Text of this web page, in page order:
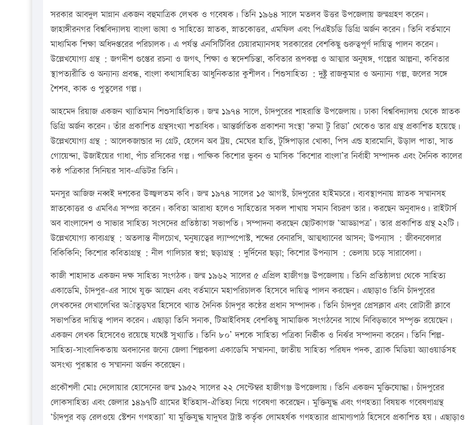
সরকার আবদুল মান্নান একজন বহুমাত্রিক লেখক ও গবেষক। তিনি ১৯৬৪ সালে মতলব উত্তর উপজেলায় জন্মগ্রহণ করেন।
জাহাঙ্গীরনগর বিশ্ববিদ্যালয় বাংলা ভাষা ও সাহিত্যে স্নাতক, স্নাতকোত্তর, এমফিল এবং পিএইচডি ডিগ্রি অর্জন করেন। তিনি বর্তমানে
মাধ্যমিক শিক্ষা অধিদপ্তরের পরিচালক। এ পর্যন্ত এনসিটিবির চেয়ারম্যানসহ সরকারের বেশকিছু গুরুত্বপূর্ণ দায়িত্ব পালন করেন।
উল্লেখযোগ্য গ্রন্থ : জগদীশ গুপ্তের রচনা ও জগৎ, শিক্ষা ও স্বদেশচিন্তা, কবিতার রূপকল্প ও আত্মার অনুষঙ্গ, গল্পের আল্পনা, কবিতার
স্থাপত্যরীতি ও অন্যান্য প্রবন্ধ, বাংলা কথাসাহিত্য আধুনিকতার কুশীলব। শিশুসাহিত্য : দুষ্টু রাজকুমার ও অন্যান্য গল্প, জলের সঙ্গে
শৈশব, কাক ও পুতুলের গল্প।
আহমেদ রিয়াজ একজন খ্যাতিমান শিশুসাহিত্যিক। জন্ম ১৯৭৪ সালে, চাঁদপুরের শাহরাস্তি উপজেলায়। ঢাকা বিশ্ববিদ্যালয় থেকে স্নাতক
ডিগ্রি অর্জন করেন। তাঁর প্রকাশিত গ্রন্থসংখ্যা শতাধিক। আন্তর্জাতিক প্রকাশনা সংস্থা ‘রুমা টু রিডা’ থেকেও তার গ্রন্থ প্রকাশিত হয়েছে।
উল্লেখযোগ্য গ্রন্থ : আলেকজান্ডার দ্য গ্রেট, হেলেন অব ট্রয়, মেঘের হাতি, টুঙ্গিপাড়ার খোকা, পিস এন্ড হারমোনি, উড়াল পাতা, সাত
গোয়েন্দা, উজাইয়ের গাধা, পাঁচ রসিকের গল্প। পাক্ষিক কিশোর ভুবন ও মাসিক ‘কিশোর বাংলা’র নির্বাহী সম্পাদক এবং দৈনিক কালের
কণ্ঠ পত্রিকার সিনিয়র সাব-এডিটর তিনি।
মনসুর আজিজ নব্বই দশকের উজ্জ্বলতম কবি। জন্ম ১৯৭৪ সালের ১৫ আগস্ট, চাঁদপুরের হাইমচরে। ব্যবস্থাপনায় স্নাতক সম্মানসহ
স্নাতকোত্তর ও এমবিএ সম্পন্ন করেন। কবিতা আরাধ্য হলেও সাহিত্যের সকল শাখায় সমান বিচরণ তার। করছেন অনুবাদও। রাইটার্স
অব বাংলাদেশ ও সাভার সাহিত্য সংসদের প্রতিষ্ঠাতা সভাপতি। সম্পাদনা করছেন ছোটকাগজ ‘আড্ডাপত্র’। তার প্রকাশিত গ্রন্থ ২২টি।
উল্লেখযোগ্য কাব্যগ্রন্থ : অতলান্ত নীলচোখ, মনুষ্যত্বের ল্যাম্পপোস্ট, শব্দের বেনারসি, আত্মধ্যানের আসন; উপন্যাস : জীবনবেলার
বিকিকিনি; কিশোর কবিতাগ্রন্থ : নীল গালিচার স্বপ্ন; ছড়াগ্রন্থ : দুর্দিনের ছড়া; কিশোর উপন্যাস : ভেলায় চড়ে সারাবেলা।
কাজী শাহাদাত একজন দক্ষ সাহিত্য সংগঠক। জন্ম ১৯৬২ সালের ৫ এপ্রিল হাজীগঞ্জ উপজেলায়। তিনি প্রতিষ্ঠালগ্ন থেকে সাহিত্য
একাডেমি, চাঁদপুর-এর সাথে যুক্ত আছেন এবং বর্তমানে মহাপরিচালক হিসেবে দায়িত্ব পালন করছেন। এছাড়াও তিনি চাঁদপুরের
লেখকদের লেখালেখির অাঁতুড়ঘর হিসেবে খ্যাত দৈনিক চাঁদপুর কণ্ঠের প্রধান সম্পাদক। তিনি চাঁদপুর প্রেসক্লাব এবং রোটারী ক্লাবে
সভাপতির দায়িত্ব পালন করেন। এছাড়া তিনি সনাক, টিআইবিসহ বেশকিছু সামাজিক সংগঠনের সাথে নিবিড়ভাবে সম্পৃক্ত রয়েছেন।
একজন লেখক হিসেবেও রয়েছে যথেষ্ট সুখ্যাতি। তিনি ৮০’ দশকে সাহিত্য পত্রিকা নির্ভীক ও নির্ঝর সম্পাদনা করেন। তিনি শিল্প-
সাহিত্য-সাংবাদিকতায় অবদানের জন্যে জেলা শিল্পকলা একাডেমি সম্মাননা, জাতীয় সাহিত্য পরিষদ পদক, ব্র্যাক মিডিয়া অ্যাওয়ার্ডসহ
অসংখ্য পুরস্কার ও সম্মাননা অর্জন করেছেন।
প্রকৌশলী মোঃ দেলোয়ার হোসেনের জন্ম ১৯৫২ সালের ২২ সেপ্টেম্বর হাজীগঞ্জ উপজেলায়। তিনি একজন মুক্তিযোদ্ধা। চাঁদপুরের
লোকসাহিত্য এবং জেলার ১৪৯৭টি গ্রামের ইতিহাস-ঐতিহ্য নিয়ে গবেষণা করেছেন। মুক্তিযুদ্ধ এবং গণহত্যা বিষয়ক গবেষণাগ্রন্থ
‘চাঁদপুর বড় রেলওয়ে স্টেশন গণহত্যা’ যা মুক্তিযুদ্ধ যাদুঘর ট্রাস্ট কর্তৃক লোমহর্ষক গণহত্যার প্রামাণ্যপাঠ হিসেবে প্রকাশিত হয়। এছাড়াও